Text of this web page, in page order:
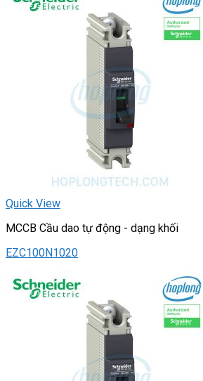
Quick View
MCCB Cầu dao tự động - dạng khối
EZC100N1020